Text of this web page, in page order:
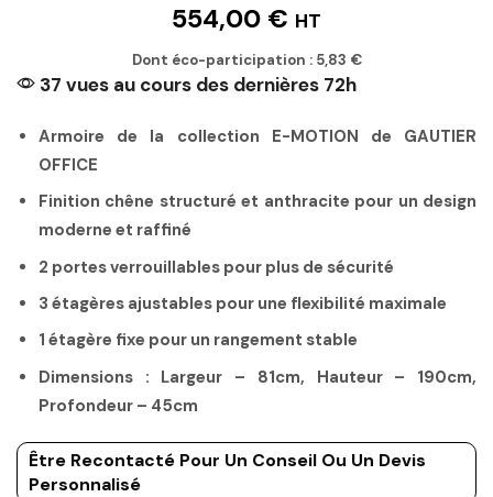
554,00 € HT
Dont éco-participation : 5,83 €
37 vues au cours des dernières 72h
Armoire de la collection E-MOTION de GAUTIER
OFFICE
Finition chêne structuré et anthracite pour un design
moderne et raffiné
2 portes verrouillables pour plus de sécurité
3 étagères ajustables pour une flexibilité maximale
1 étagère fixe pour un rangement stable
Dimensions : Largeur – 81cm, Hauteur – 190cm,
Profondeur – 45cm
Être Recontacté Pour Un Conseil Ou Un Devis
Personnalisé